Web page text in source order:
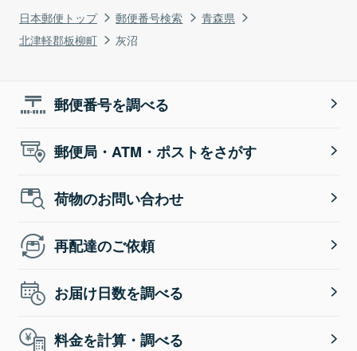
日本郵便トップ 郵便番号検索
青森県
北津軽郡板柳町
灰沼
郵便番号を調べる
郵便局・ATM・ポストをさがす
荷物のお問い合わせ
再配達のご依頼
お届け日数を調べる
料金を計算・調べる